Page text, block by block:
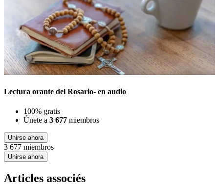
Lectura orante del Rosario- en audio
100% gratis
Únete a 3 677 miembros
Unirse ahora
3 677 miembros
Unirse ahora
Articles associés